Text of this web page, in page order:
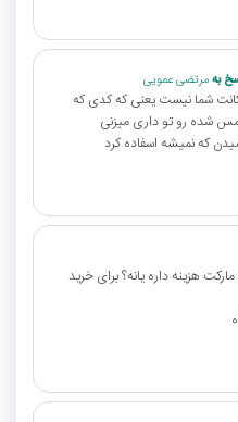
بهمرتضی عمویی
شما نیست یعنی که کدی که
شده رو تو داری میزنی
که نمیشه اسفاده کرد
هزینه داره یانه؟ برای خرید